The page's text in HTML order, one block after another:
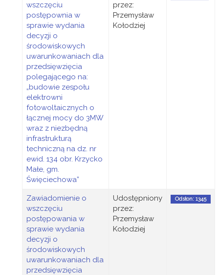
wszczęciu
postępownia w
sprawie wydania
decyzji o
środowiskowych
uwarunkowaniach dla
przedsięwzięcia
polegającego na:
„budowie zespołu
elektrowni
fotowoltaicznych o
łącznej mocy do 3MW
wraz z niezbędną
infrastrukturą
techniczną na dz. nr
ewid. 134 obr. Krzycko
Małe, gm.
Święciechowa”
przez:
Przemysław
Kołodziej
Zawiadomienie o
wszczęciu
postępowania w
sprawie wydania
decyzji o
środowiskowych
uwarunkowaniach dla
przedsięwzięcia
Udostępniony
przez:
Przemysław
Kołodziej
Odsłon: 1345